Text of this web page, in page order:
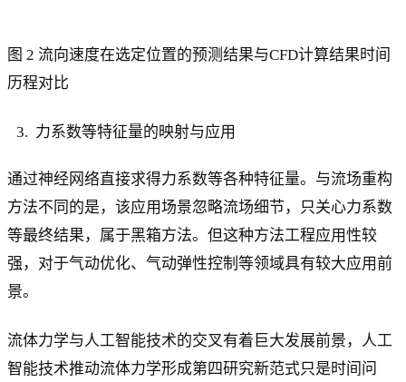
图 2 流向速度在选定位置的预测结果与CFD计算结果时间
历程对比
力系数等特征量的映射与应用
通过神经网络直接求得力系数等各种特征量。与流场重构
方法不同的是，该应用场景忽略流场细节，只关心力系数
等最终结果，属于黑箱方法。但这种方法工程应用性较
强，对于气动优化、气动弹性控制等领域具有较大应用前
景。
流体力学与人工智能技术的交叉有着巨大发展前景，人工
智能技术推动流体力学形成第四研究新范式只是时间问